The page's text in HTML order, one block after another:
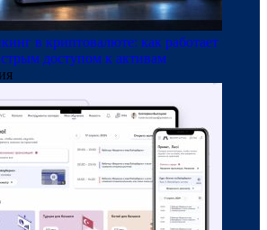
в криптовалюте: как работает
доступом к активам